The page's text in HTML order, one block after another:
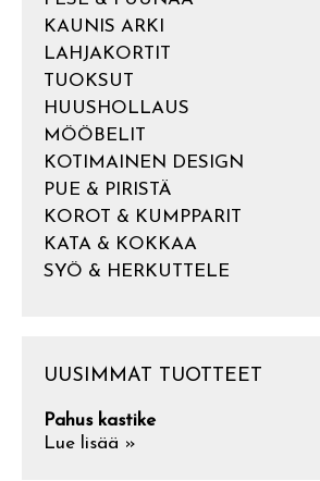
KAUNIS ARKI
LAHJAKORTIT
TUOKSUT
HUUSHOLLAUS
MÖÖBELIT
KOTIMAINEN DESIGN
PUE & PIRISTÄ
KOROT & KUMPPARIT
KATA & KOKKAA
SYÖ & HERKUTTELE
UUSIMMAT TUOTTEET
Pahus kastike
Lue lisää »